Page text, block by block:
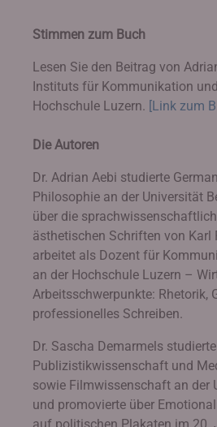
Stimmen zum Buch
Lesen Sie den Beitrag von
Instituts für Kommunikation
Hochschule Luzern.
[Link zum
Die Autoren
Dr. Adrian Aebi studierte
Philosophie an der Universität
über die
ästhetischen Schriften von Karl
arbeitet als Dozent für
an der Hochschule Luzern –
Arbeitsschwerpunkte: Rhetorik,
professionelles Schreiben.
Dr. Sascha Demarmels
Publizistikwissenschaft und
sowie Filmwissenschaft an der
und promovierte über